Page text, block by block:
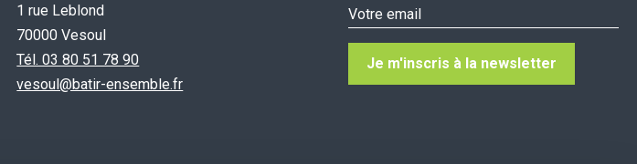
1 rue Leblond
70000 Vesoul
Tél. 03 80 51 78 90
vesoul@batir-ensemble.fr
Je m'inscris à la newsletter